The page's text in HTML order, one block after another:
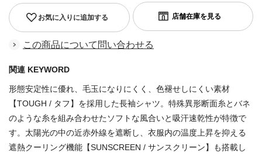
お気に入りに追加する
この商品について問い合わせる
関連 KEYWORD
形態安定性に優れ、毛玉になりにくく、色褪せしにくい素材
【TOUGH / タフ】を採用した長袖シャツ。特殊異形断面糸とバネ
のような糸を組み合わせたソフトな風合いと吸汗速乾性が特徴で
す。太陽光の中の近赤外線を遮断し、衣服内の温度上昇を抑える
遮熱クーリング機能【SUNSCREEN / サンスクリーン】も搭載し